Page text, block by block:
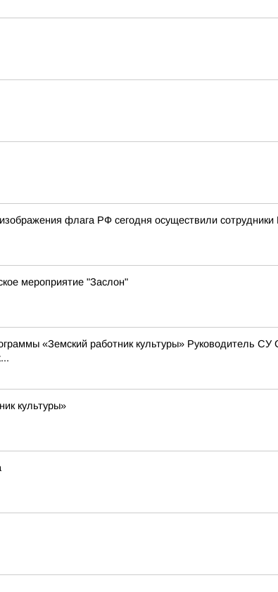
флага РФ сегодня осуществили
мероприятие "Заслон"
«Земский работник культуры» Руководитель
культуры»